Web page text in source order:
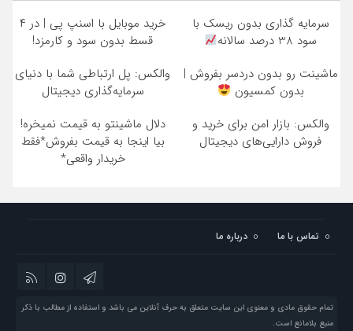
سرمایه گذاری بدون ریسک با
سود 38 درصد سالانه
خرید موبایل با اسنپ پی | در ۴
قسط بدون سود و کارمزد!
ماشینت رو بدون دردسر بفروش |
بدون کمسیون
والکس: پل ارتباطی شما با دنیای
سرمایه‌گذاری دیجیتال
والکس: بازار امن برای خرید و
فروش دارایی‌های دیجیتال
دلال ماشینتو به قیمت نمیخره!
بیا اینجا به قیمت بفروش*فقط
خریدار واقعی*
تماس با ما درباره ما
تمام حقوق مادی و معنوی این سایت متعلق به حرف آنلاین می باشد و استفاده از مطالب با ذکر
منبع بلامانع است.